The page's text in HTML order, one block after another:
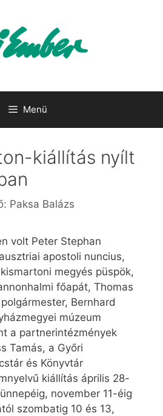
Menü
kiállítás nyílt
Paksa Balázs
volt Peter Stephan
apostoli nuncius,
megyés püspök,
főapát, Thomas
Bernhard
múzeum
a partnerintézmények
Tamás, a Győri
és Könyvtár
kiállítás április 28-
november 11-éig
szombatig 10 és 13,